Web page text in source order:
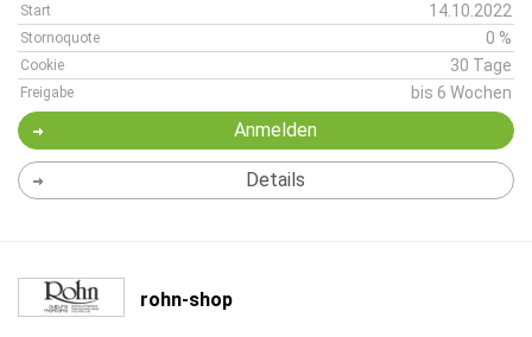
Start 14.10.2022
Stornoquote 0 %
Cookie 30 Tage
Freigabe bis 6 Wochen
Anmelden
Details
rohn-shop